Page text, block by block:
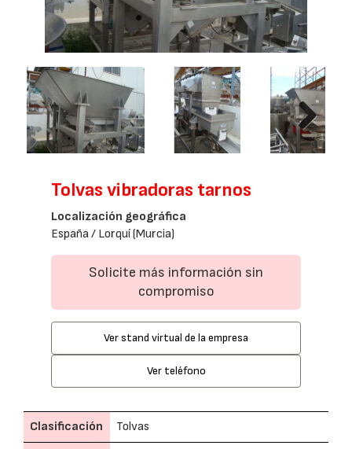
Next
Tolvas vibradoras tarnos
Localización geográfica
España / Lorquí (Murcia)
Solicite más información sin
compromiso
Ver stand virtual de la empresa
Ver teléfono
Clasificación Tolvas